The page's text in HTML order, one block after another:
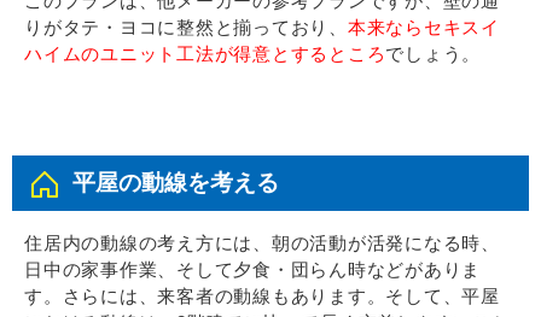
りがタテ・ヨコに整然と揃っており、 本来ならセキスイ
ハイムのユニット工法が得意とするところでしょう。
平屋の動線を考える
住居内の動線の考え方には、朝の活動が活発になる時、
日中の家事作業、そして夕食・団らん時などがありま
す。さらには、来客者の動線もあります。そして、平屋